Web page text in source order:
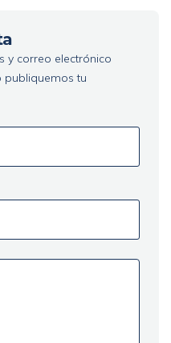
y correo electrónico
tu